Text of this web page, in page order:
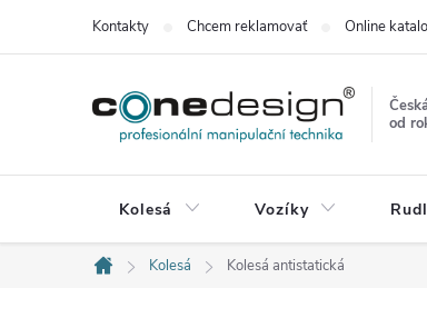
Kontakty Chcem reklamovať Online
od
Kolesá Vozíky
Domov
Kolesá Kolesá antistatická